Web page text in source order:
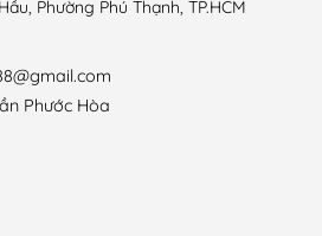
Phường Phú Thạnh, TP.HCM
Phước Hòa